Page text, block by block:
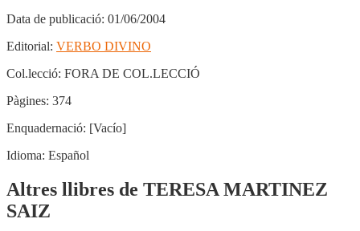
Data de publicació: 01/06/2004
Editorial: VERBO DIVINO
Col.lecció: FORA DE COL.LECCIÓ
Pàgines: 374
Enquadernació: [Vacío]
Idioma: Español
Altres llibres de TERESA MARTINEZ
SAIZ